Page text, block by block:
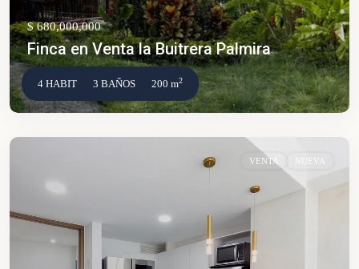
$ 680,000,000
Finca en Venta la Buitrera Palmira
4 HABIT 3 BAÑOS 200 m2
VENTA NUEVA